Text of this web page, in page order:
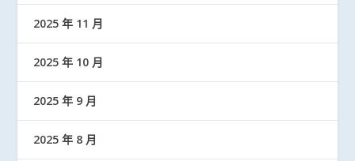
2025 年 11 月
2025 年 10 月
2025 年 9 月
2025 年 8 月